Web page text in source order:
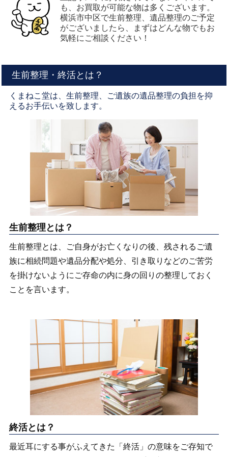
も、お買取が可能な物は多くございます。
横浜市中区で生前整理、遺品整理のご予定
がございましたら、まずはどんな物でもお
気軽にご相談ください！
生前整理・終活とは？
くまねこ堂は、生前整理、ご遺族の遺品整理の負担を抑
えるお手伝いを致します。
生前整理とは？
生前整理とは、ご自身がお亡くなりの後、残されるご遺
族に相続問題や遺品分配や処分、引き取りなどのご苦労
を掛けないようにご存命の内に身の回りの整理しておく
ことを言います。
終活とは？
最近耳にする事がふえてきた「終活」の意味をご存知で